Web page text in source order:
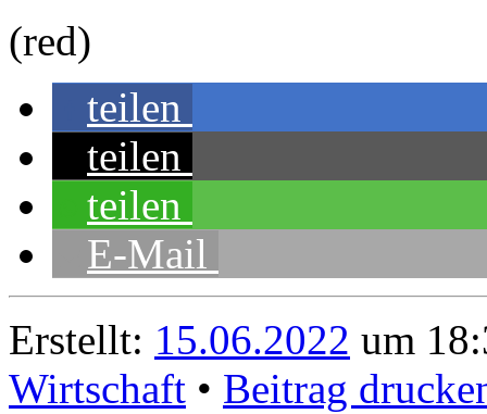
(red)
teilen
teilen
teilen
E-Mail
Erstellt: 15.06.2022 um
Wirtschaft • Beitrag